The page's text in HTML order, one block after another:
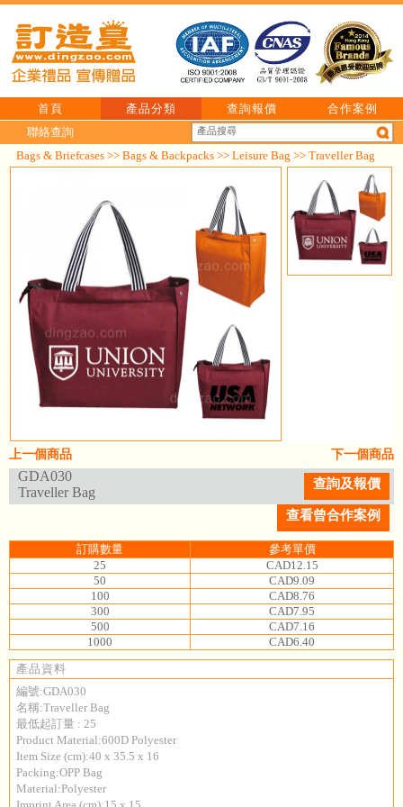
首頁 產品分類 查詢報價
合作案例
聯絡查詢
Bags & Briefcases >> Bags & Backpacks >> Leisure Bag >> Traveller Bag
下一個商品
上一個商品
GDA030
Traveller Bag
查詢及報價
查看曾合作案例
訂購數量
參考單價
25
CAD12.15
50
CAD9.09
100
CAD8.76
300
CAD7.95
500
CAD7.16
1000
CAD6.40
產品資料
編號:GDA030
名稱:Traveller Bag
最低起訂量 : 25
Product Material:600D Polyester
Item Size (cm):40 x 35.5 x 16
Packing:OPP Bag
Material:Polyester